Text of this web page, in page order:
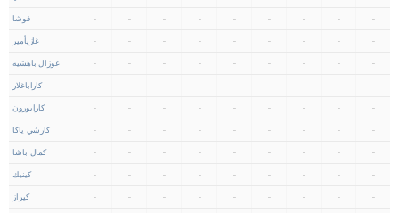
فوشا - - - - - - - - -
غازيأمير - - - - - - - - -
غوزال باهشيه - - - - - - - - -
كاراباغلار - - - - - - - - -
كارابورون - - - - - - - - -
كارشي ياكا - - - - - - - - -
كمال باشا - - - - - - - - -
كينيك - - - - - - - - -
كيراز - - - - - - - - -